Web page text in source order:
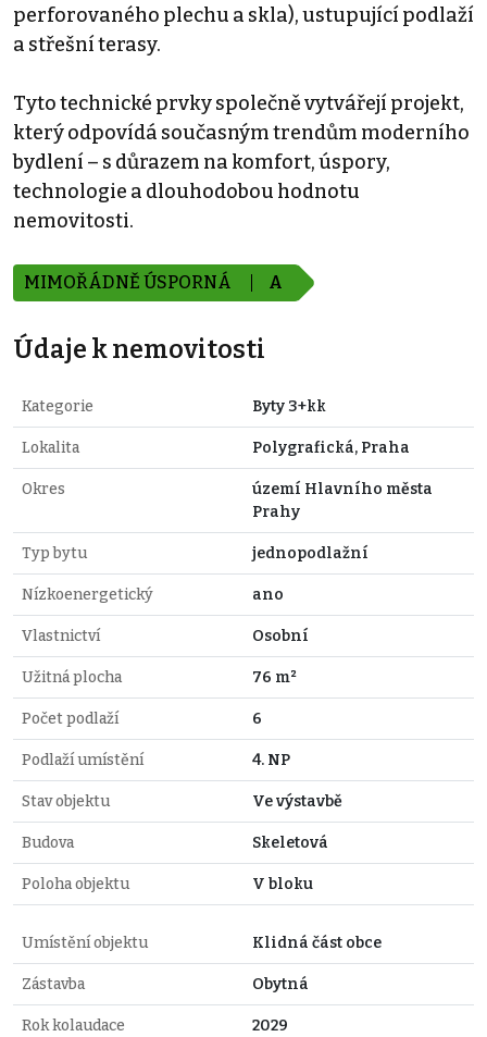
perforovaného plechu a skla), ustupující podlaží
a střešní terasy.
Tyto technické prvky společně vytvářejí projekt,
který odpovídá současným trendům moderního
bydlení – s důrazem na komfort, úspory,
technologie a dlouhodobou hodnotu
nemovitosti.
MIMOŘÁDNĚ ÚSPORNÁ A
Údaje k nemovitosti
Kategorie Byty 3+kk
Lokalita Polygrafická, Praha
Okres
území Hlavního města
Prahy
Typ bytu jednopodlažní
Nízkoenergetický ano
Vlastnictví Osobní
Užitná plocha 76 m²
Počet podlaží 6
Podlaží umístění 4. NP
Stav objektu Ve výstavbě
Budova Skeletová
Poloha objektu V bloku
Umístění objektu Klidná část obce
Zástavba Obytná
Rok kolaudace 2029